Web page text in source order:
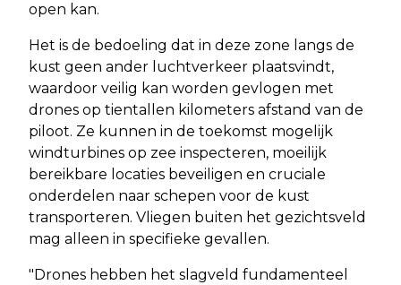
open kan.
Het is de bedoeling dat in deze zone langs de
kust geen ander luchtverkeer plaatsvindt,
waardoor veilig kan worden gevlogen met
drones op tientallen kilometers afstand van de
piloot. Ze kunnen in de toekomst mogelijk
windturbines op zee inspecteren, moeilijk
bereikbare locaties beveiligen en cruciale
onderdelen naar schepen voor de kust
transporteren. Vliegen buiten het gezichtsveld
mag alleen in specifieke gevallen.
"Drones hebben het slagveld fundamenteel